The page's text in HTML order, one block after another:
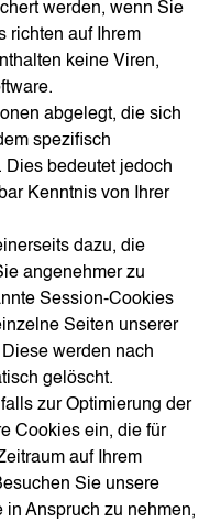
werden, wenn Sie
richten auf Ihrem
keine Viren,
abgelegt, die sich
spezifisch
Dies bedeutet jedoch
Kenntnis von Ihrer
dazu, die
angenehmer zu
Session-Cookies
Seiten unserer
werden nach
gelöscht.
zur Optimierung der
Cookies ein, die für
auf Ihrem
Sie unsere
in Anspruch zu nehmen,